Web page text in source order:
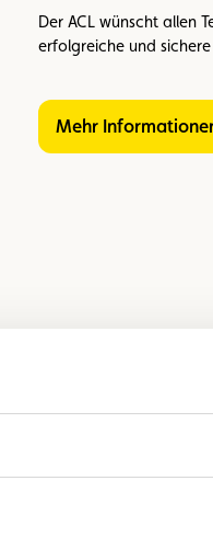
Der ACL wünscht allen
erfolgreiche und
Mehr